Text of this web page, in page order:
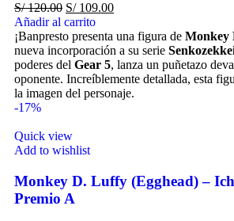
S/120.00 S/109.00
Añadir al carrito
¡Banpresto presenta una figura de Monkey
nueva incorporación a su serie
poderes del Gear 5, lanza un puñetazo
oponente. Increíblemente detallada, esta
la imagen del personaje.
-17%
Quick view
Add to wishlist
Monkey D. Luffy (Egghead) –
Premio A